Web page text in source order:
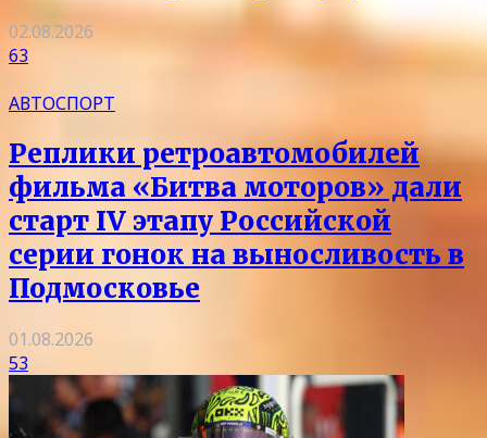
02.08.2026
63
АВТОСПОРТ
Реплики ретроавтомобилей
фильма «Битва моторов» дали
старт IV этапу Российской
серии гонок на выносливость в
Подмосковье
01.08.2026
53